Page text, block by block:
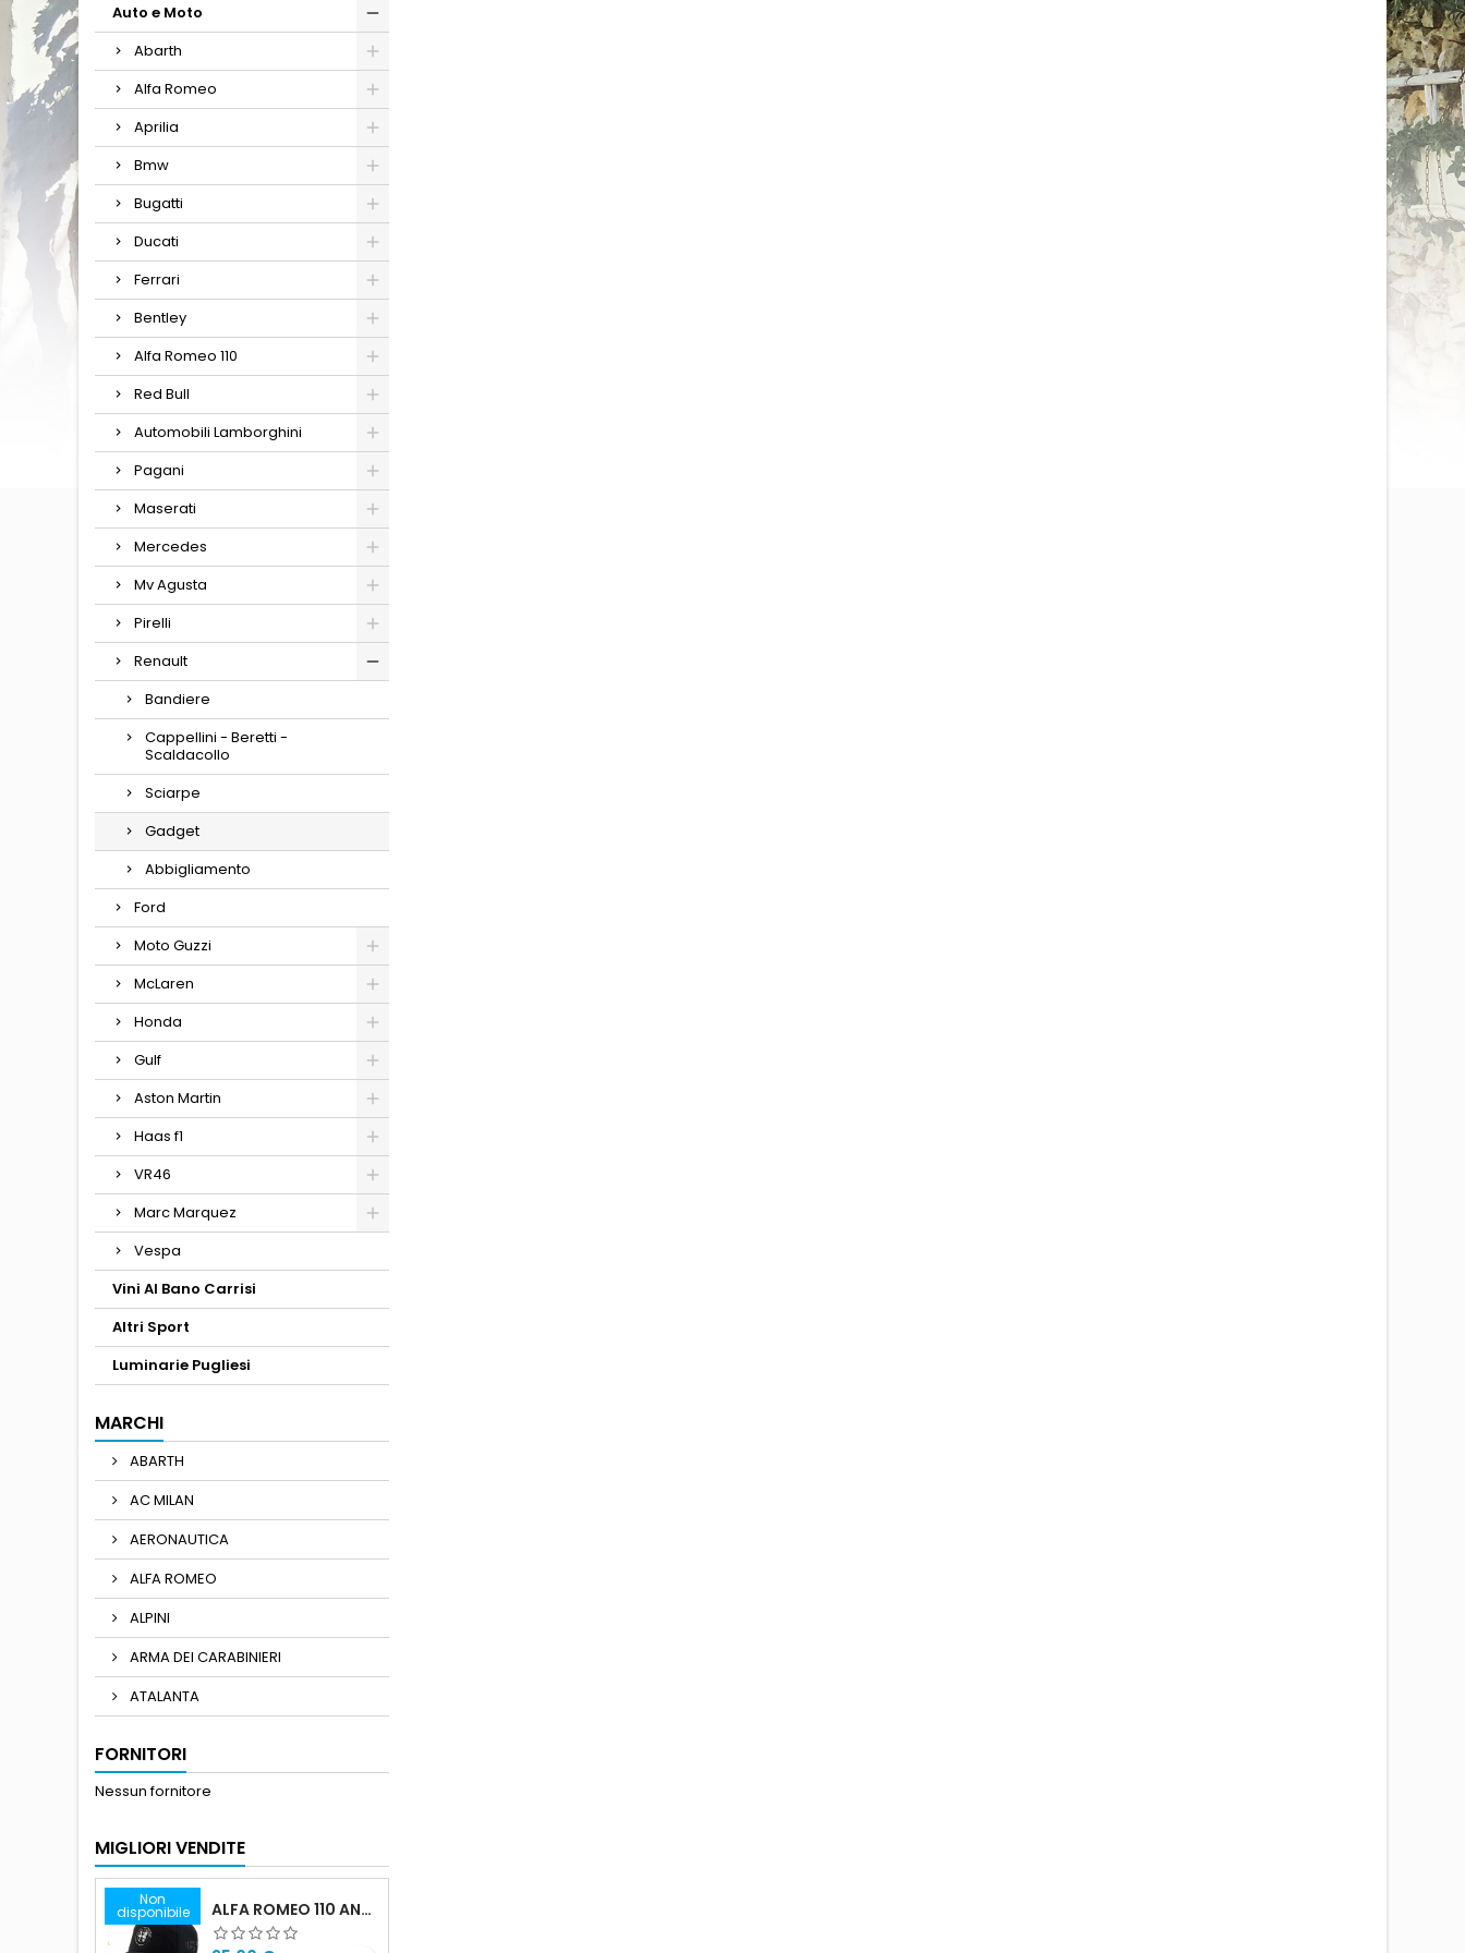
Auto e Moto
Abarth
Alfa Romeo
Aprilia
Bmw
Bugatti
Ducati
Ferrari
Bentley
Alfa Romeo 110
Red Bull
Automobili Lamborghini
Pagani
Maserati
Mercedes
Mv Agusta
Pirelli
Renault
Bandiere
Cappellini - Beretti -
Scaldacollo
Sciarpe
Gadget
Abbigliamento
Ford
Moto Guzzi
McLaren
Honda
Gulf
Aston Martin
Haas f1
VR46
Marc Marquez
Vespa
Vini Al Bano Carrisi
Altri Sport
Luminarie Pugliesi
MARCHI
ABARTH
AC MILAN
AERONAUTICA
ALFA ROMEO
ALPINI
ARMA DEI CARABINIERI
ATALANTA
FORNITORI
Nessun fornitore
MIGLIORI VENDITE
Non
disponibile ALFA ROMEO 110 ANNIVERSARIO CAPPELLINO NERO ADULTO